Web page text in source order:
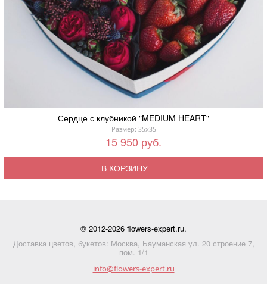
Сердце с клубникой "MEDIUM HEART"
Размер: 35x35
15 950 руб.
В КОРЗИНУ
© 2012-2026 flowers-expert.ru.
Доставка цветов, букетов: Москва, Бауманская ул. 20 строение 7,
пом. 1/1
info@flowers-expert.ru